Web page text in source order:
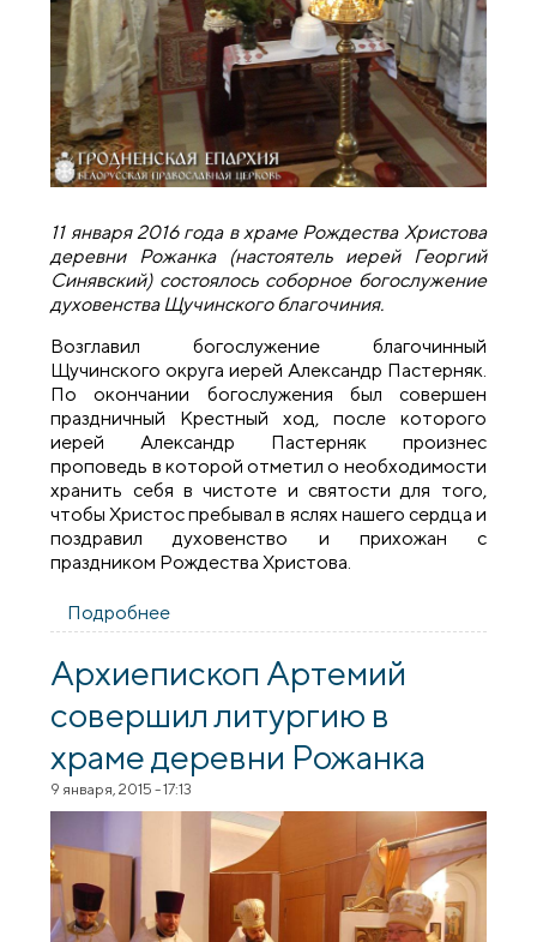
11 января 2016 года в храме Рождества Христова
деревни Рожанка (настоятель иерей Георгий
Синявский) состоялось соборное богослужение
духовенства Щучинского благочиния.
Возглавил богослужение благочинный
Щучинского округа иерей Александр Пастерняк.
По окончании богослужения был совершен
праздничный Крестный ход, после которого
иерей Александр Пастерняк произнес
проповедь в которой отметил о необходимости
хранить себя в чистоте и святости для того,
чтобы Христос пребывал в яслях нашего сердца и
поздравил духовенство и прихожан с
праздником Рождества Христова.
Подробнее
соборное богослужение духовенства
Щучинского благочиния
Архиепископ Артемий
совершил литургию в
храме деревни Рожанка
9 января, 2015 - 17:13